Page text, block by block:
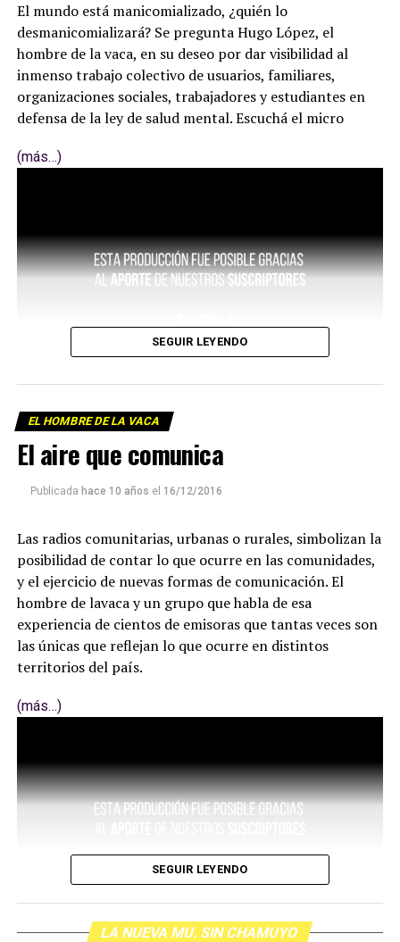
El mundo está manicomializado, ¿quién lo
desmanicomializará? Se pregunta Hugo López, el
hombre de la vaca, en su deseo por dar visibilidad al
inmenso trabajo colectivo de usuarios, familiares,
organizaciones sociales, trabajadores y estudiantes en
defensa de la ley de salud mental. Escuchá el micro
(más…)
SEGUIR LEYENDO
EL HOMBRE DE LA VACA
El aire que comunica
Publicada hace 10 años el 16/12/2016
Las radios comunitarias, urbanas o rurales, simbolizan la
posibilidad de contar lo que ocurre en las comunidades,
y el ejercicio de nuevas formas de comunicación. El
hombre de lavaca y un grupo que habla de esa
experiencia de cientos de emisoras que tantas veces son
las únicas que reflejan lo que ocurre en distintos
territorios del país.
(más…)
SEGUIR LEYENDO
LA NUEVA MU. SIN CHAMUYO